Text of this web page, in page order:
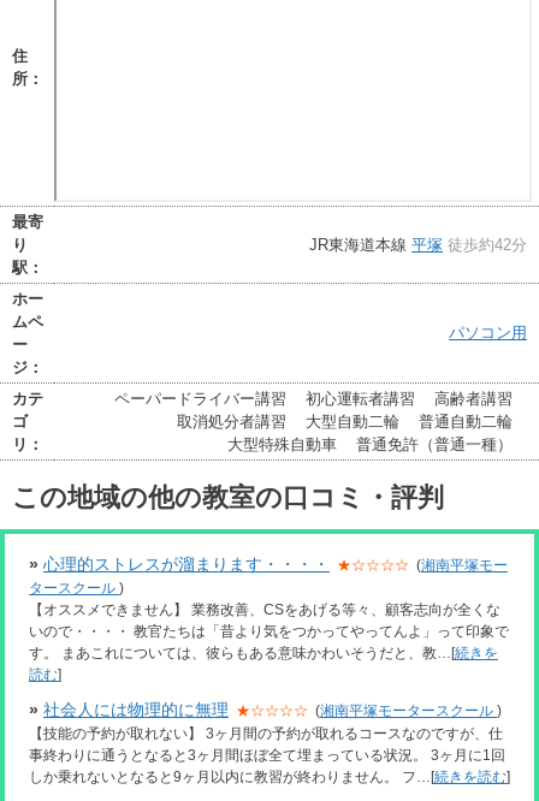
住
所：
最寄
り
駅：
JR東海道本線 平塚 徒歩約42分
ホー
ムペ
ー
ジ：
パソコン用
カテ
ゴ
リ：
ペーパードライバー講習 初心運転者講習
高齢者講習
取消処分者講習
大型自動二輪
普通自動二輪
大型特殊自動車
普通免許（普通一種）
この地域の他の教室の口コミ・評判
» 心理的ストレスが溜まります・・・・ ★☆☆☆☆ (湘南平塚モー
タースクール )
【オススメできません】 業務改善、CSをあげる等々、顧客志向が全くな
いので・・・・ 教官たちは「昔より気をつかってやってんよ」って印象で
す。 まあこれについては、彼らもある意味かわいそうだと、教…[続きを
読む]
» 社会人には物理的に無理 ★☆☆☆☆ (湘南平塚モータースクール )
【技能の予約が取れない】 3ヶ月間の予約が取れるコースなのですが、仕
事終わりに通うとなると3ヶ月間ほぼ全て埋まっている状況。 3ヶ月に1回
しか乗れないとなると9ヶ月以内に教習が終わりません。 フ…[続きを読む]